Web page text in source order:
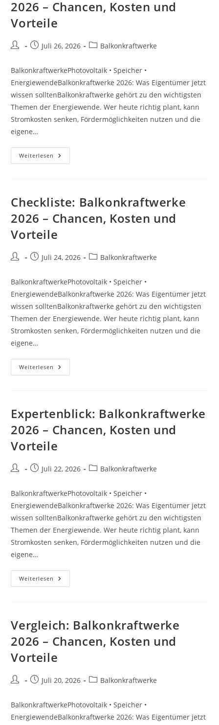
2026 – Chancen, Kosten und
Vorteile
Beitrags-BeitragJuli 26, 2026
Beitrags-
Balkonkraftwerke
BalkonkraftwerkePhotovoltaik • Speicher •
EnergiewendeBalkonkraftwerke 2026: Was Eigentümer jetzt
wissen solltenBalkonkraftwerke gehört zu den wichtigsten
Themen der Energiewende. Wer heute richtig plant, kann
Stromkosten senken, Fördermöglichkeiten nutzen und die
eigene…
Weiterlesen Ratgeber:
Balkonkraftwerke
Und
Vorteile
Checkliste: Balkonkraftwerke
2026 – Chancen, Kosten und
Vorteile
Beitrags-BeitragJuli 24, 2026
Beitrags-
Balkonkraftwerke
BalkonkraftwerkePhotovoltaik • Speicher •
EnergiewendeBalkonkraftwerke 2026: Was Eigentümer jetzt
wissen solltenBalkonkraftwerke gehört zu den wichtigsten
Themen der Energiewende. Wer heute richtig plant, kann
Stromkosten senken, Fördermöglichkeiten nutzen und die
eigene…
Weiterlesen Checkliste:
Balkonkraftwerke
Und
Vorteile
Expertenblick: Balkonkraftwerke
2026 – Chancen, Kosten und
Vorteile
Beitrags-BeitragJuli 22, 2026
Beitrags-
Balkonkraftwerke
BalkonkraftwerkePhotovoltaik • Speicher •
EnergiewendeBalkonkraftwerke 2026: Was Eigentümer jetzt
wissen solltenBalkonkraftwerke gehört zu den wichtigsten
Themen der Energiewende. Wer heute richtig plant, kann
Stromkosten senken, Fördermöglichkeiten nutzen und die
eigene…
Weiterlesen Expertenblick:
Balkonkraftwerke
Und
Vorteile
Vergleich: Balkonkraftwerke
2026 – Chancen, Kosten und
Vorteile
Beitrags-BeitragJuli 20, 2026
Beitrags-
Balkonkraftwerke
BalkonkraftwerkePhotovoltaik • Speicher •
EnergiewendeBalkonkraftwerke 2026: Was Eigentümer jetzt